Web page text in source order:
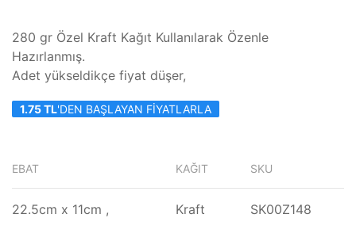
280 gr Özel Kraft Kağıt Kullanılarak Özenle
Hazırlanmış.
Adet yükseldikçe fiyat düşer,
1.75 TL'DEN BAŞLAYAN FIYATLARLA
EBAT KAĞIT SKU
22.5cm x 11cm , Kraft SK00Z148